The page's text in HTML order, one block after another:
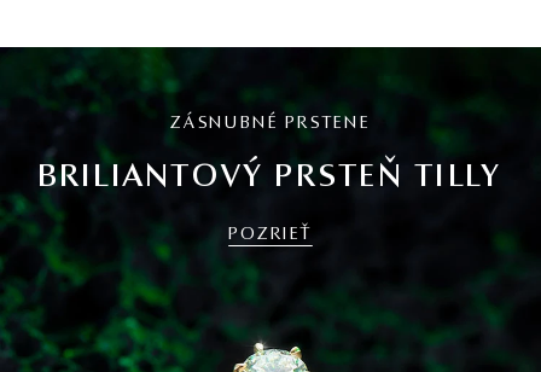
ZÁSNUBNÉ PRSTENE
BRILIANTOVÝ PRSTEŇ TILLY
POZRIEŤ